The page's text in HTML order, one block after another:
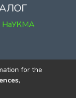
НаУКМА
2
for the